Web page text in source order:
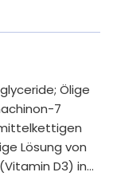
Ölige
7
Lösung von
D3) in